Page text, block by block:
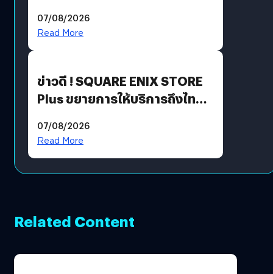
07/08/2026
Read More
ข่าวดี ! SQUARE ENIX STORE
Plus ขยายการให้บริการถึงไทย
โดยตรง
07/08/2026
Read More
Related Content